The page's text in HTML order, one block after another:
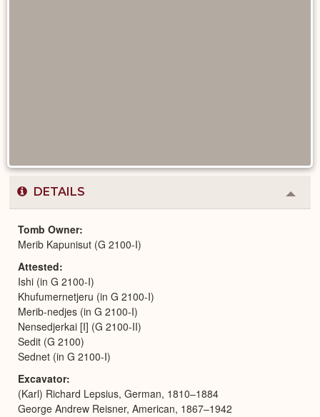
DETAILS
or
Tomb Owner
Merib Kapunisut (G 2100-I)
Attested
Ishi (in G 2100-I)
Khufumernetjeru (in G 2100-I)
Merib-nedjes (in G 2100-I)
Nensedjerkai [I] (G 2100-II)
Sedit (G 2100)
Sednet (in G 2100-I)
Excavator
(Karl) Richard Lepsius, German, 1810–1884
George Andrew Reisner, American, 1867–1942